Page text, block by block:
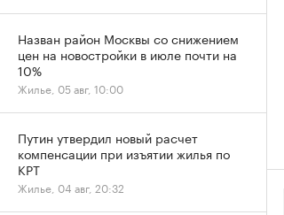
Назван район Москвы со снижением
цен на новостройки в июле почти на
10%
Жилье, 05 авг, 10:00
Путин утвердил новый расчет
компенсации при изъятии жилья по
КРТ
Жилье, 04 авг, 20:32